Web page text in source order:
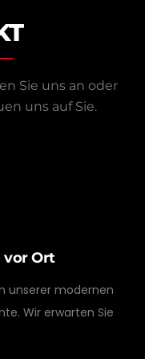
Sie uns an oder
uns auf Sie.
vor Ort
unserer modernen
Wir erwarten Sie